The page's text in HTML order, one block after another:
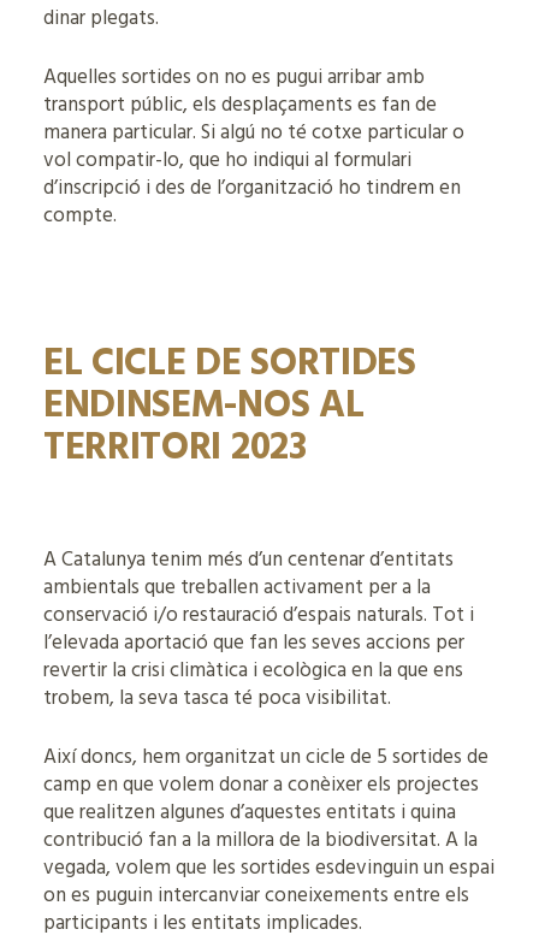
dinar plegats.
Aquelles sortides on no es pugui arribar amb
transport públic, els desplaçaments es fan de
manera particular. Si algú no té cotxe particular o
vol compatir-lo, que ho indiqui al formulari
d’inscripció i des de l’organització ho tindrem en
compte.
EL CICLE DE SORTIDES
ENDINSEM-NOS AL
TERRITORI 2023
A Catalunya tenim més d’un centenar d’entitats
ambientals que treballen activament per a la
conservació i/o restauració d’espais naturals. Tot i
l’elevada aportació que fan les seves accions per
revertir la crisi climàtica i ecològica en la que ens
trobem, la seva tasca té poca visibilitat.
Així doncs, hem organitzat un cicle de 5 sortides de
camp en que volem donar a conèixer els projectes
que realitzen algunes d’aquestes entitats i quina
contribució fan a la millora de la biodiversitat. A la
vegada, volem que les sortides esdevinguin un espai
on es puguin intercanviar coneixements entre els
participants i les entitats implicades.